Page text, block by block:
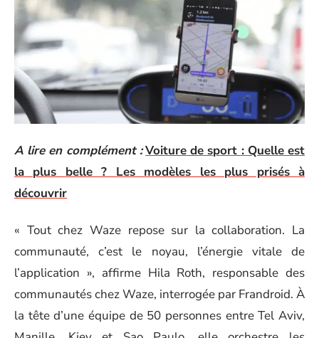
A lire en complément :Voiture de sport : Quelle est
la plus belle ? Les modèles les plus prisés à
découvrir
« Tout chez Waze repose sur la collaboration. La
communauté, c’est le noyau, l’énergie vitale de
l’application », affirme Hila Roth, responsable des
communautés chez Waze, interrogée par Frandroid. À
la tête d’une équipe de 50 personnes entre Tel Aviv,